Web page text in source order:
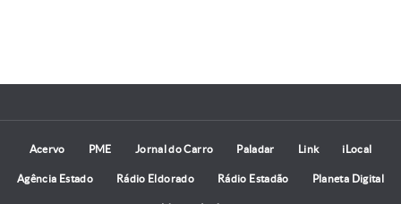
Acervo PME Jornal do Carro Paladar Link iLocal
Agência Estado Rádio Eldorado Rádio Estadão Planeta Digital